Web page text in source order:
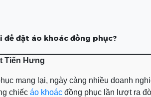
để đặt áo khoác đồng phục?
Tiến Hưng
mang lại, ngày càng nhiều doanh
chiếc áo khoác đồng phục lần lượt ra